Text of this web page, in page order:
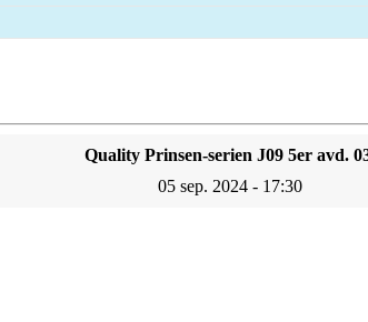
Quality Prinsen-serien J09 5er avd.
05 sep. 2024 - 17:30